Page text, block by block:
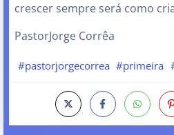
crescer sempre será como
PastorJorge Corrêa
#pastorjorgecorrea #primeira